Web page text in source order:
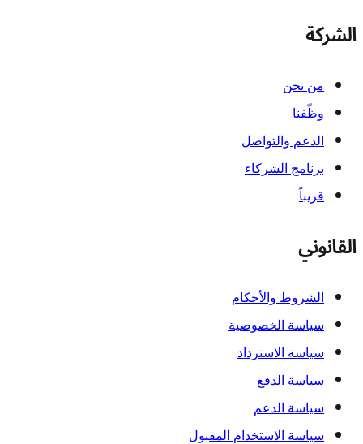
الشركة
من نحن
وظّفنا
الدعم والتواصل
برنامج الشركاء
قريباً
القانوني
الشروط والأحكام
سياسة الخصوصية
سياسة الاسترداد
سياسة الدفع
سياسة الدعم
سياسة الاستخدام المقبول